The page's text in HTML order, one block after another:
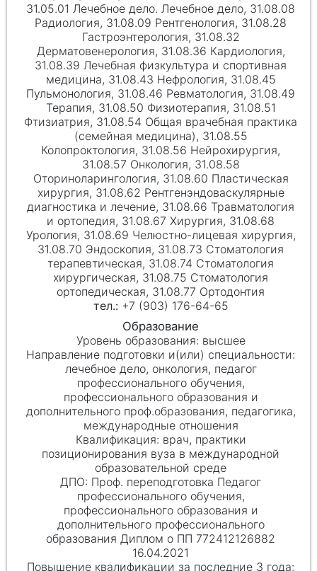
31.05.01 Лечебное дело. Лечебное дело, 31.08.08
Радиология, 31.08.09 Рентгенология, 31.08.28
Гастроэнтерология, 31.08.32
Дерматовенерология, 31.08.36 Кардиология,
31.08.39 Лечебная физкультура и спортивная
медицина, 31.08.43 Нефрология, 31.08.45
Пульмонология, 31.08.46 Ревматология, 31.08.49
Терапия, 31.08.50 Физиотерапия, 31.08.51
Фтизиатрия, 31.08.54 Общая врачебная практика
(семейная медицина), 31.08.55
Колопроктология, 31.08.56 Нейрохирургия,
31.08.57 Онкология, 31.08.58
Оториноларингология, 31.08.60 Пластическая
хирургия, 31.08.62 Рентгенэндоваскулярные
диагностика и лечение, 31.08.66 Травматология
и ортопедия, 31.08.67 Хирургия, 31.08.68
Урология, 31.08.69 Челюстно-лицевая хирургия,
31.08.70 Эндоскопия, 31.08.73 Стоматология
терапевтическая, 31.08.74 Стоматология
хирургическая, 31.08.75 Стоматология
ортопедическая, 31.08.77 Ортодонтия
+7 (903) 176-64-65
высшее
лечебное дело, онкология, педагог
профессионального обучения,
профессионального образования и
дополнительного проф.образования, педагогика,
международные отношения
врач, практики
позиционирования вуза в международной
образовательной среде
Проф. переподготовка Педагог
профессионального обучения,
профессионального образования и
дополнительного профессионального
образования Диплом о ПП 772412126882
16.04.2021